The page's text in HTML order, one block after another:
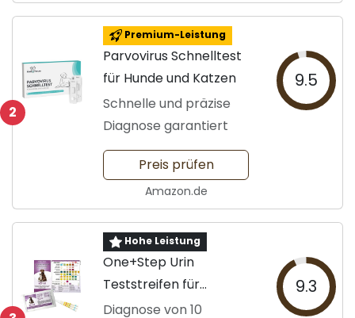
2
Premium-Leistung
Parvovirus Schnelltest
für Hunde und Katzen
Schnelle und präzise
Diagnose garantiert
9.5
Preis prüfen
Amazon.de
Hohe Leistung
One+Step Urin
Teststreifen für
Haustiere
Diagnose von 10
9.3